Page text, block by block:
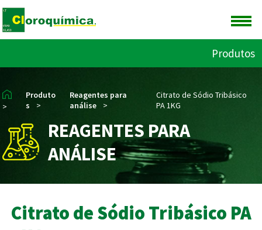
Produtos
>
Produto
s
>
Reagentes para
análise
>
Citrato de Sódio Tribásico
PA 1KG
REAGENTES PARA
ANÁLISE
Citrato de Sódio Tribásico PA